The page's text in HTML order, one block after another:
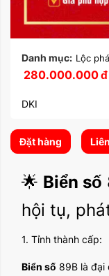
Danh mục: Lộc
280.000.000đ
DKI
Đặt hàng
🌟 Biển số
hội tụ,
1. Tỉnh thành cấp:
Biển số 89B là đại